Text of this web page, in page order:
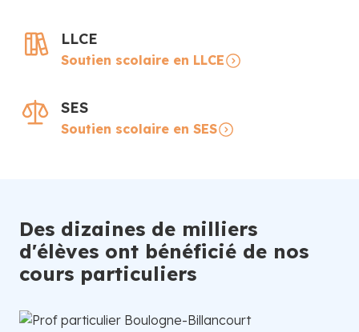
LLCE
Soutien scolaire en LLCE
SES
Soutien scolaire en SES
Des dizaines de milliers
d'élèves ont bénéficié de nos
cours particuliers